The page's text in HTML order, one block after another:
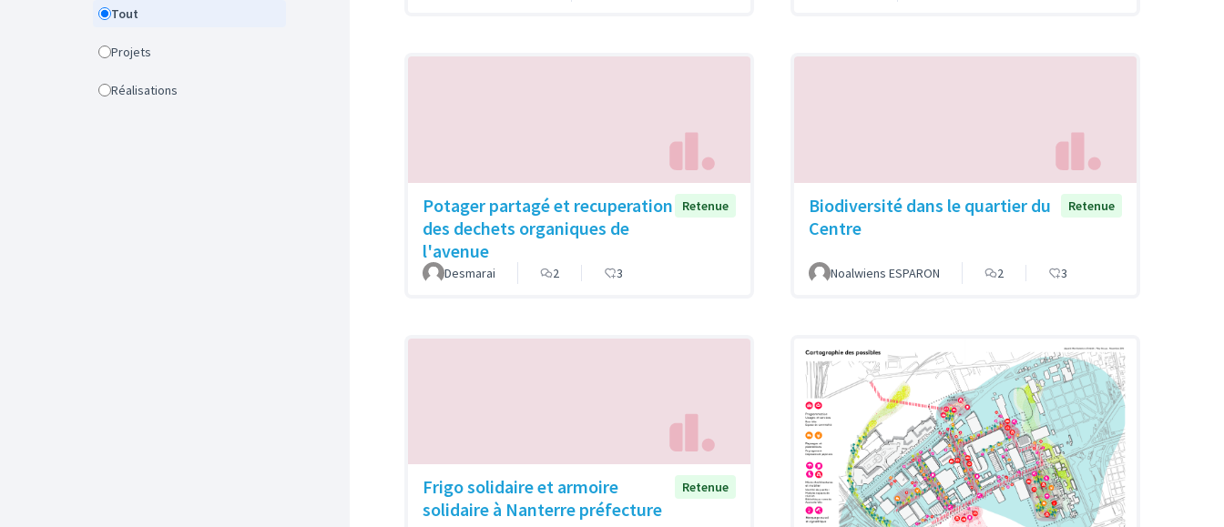
Tout
Projets
Réalisations
Potager partagé et recuperation
des dechets organiques de
l'avenue
Retenue
Desmarai 2 3
Biodiversité dans le quartier du
Centre
Retenue
Noalwiens ESPARON 2 3
Frigo solidaire et armoire
solidaire à Nanterre préfecture
Retenue